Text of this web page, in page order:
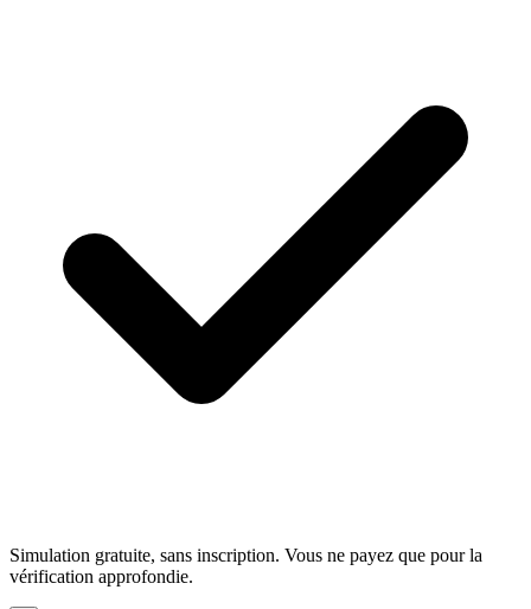
Simulation gratuite, sans inscription. Vous ne payez que pour la
vérification approfondie.